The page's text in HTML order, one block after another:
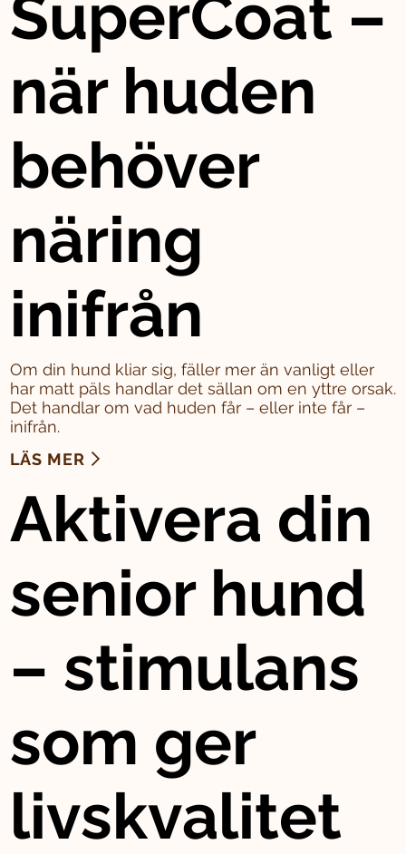
SuperCoat –
när huden
behöver
näring
inifrån
Om din hund kliar sig, fäller mer än vanligt eller
har matt päls handlar det sällan om en yttre orsak.
Det handlar om vad huden får – eller inte får –
inifrån.
LÄS MER
Aktivera din
senior hund
– stimulans
som ger
livskvalitet